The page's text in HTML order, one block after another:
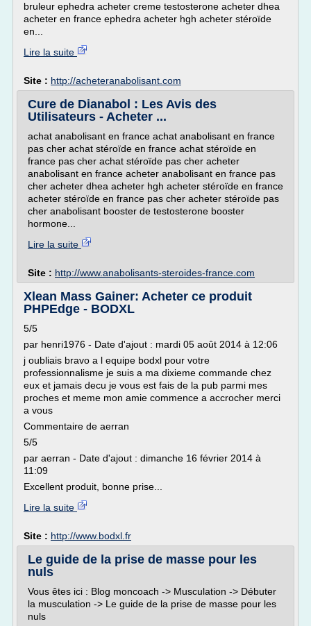
bruleur ephedra acheter creme testosterone acheter dhea
acheter en france ephedra acheter hgh acheter stéroïde
en...
Lire la suite
Site : http://acheteranabolisant.com
Cure de Dianabol : Les Avis des
Utilisateurs - Acheter ...
achat anabolisant en france achat anabolisant en france
pas cher achat stéroïde en france achat stéroïde en
france pas cher achat stéroïde pas cher acheter
anabolisant en france acheter anabolisant en france pas
cher acheter dhea acheter hgh acheter stéroïde en france
acheter stéroïde en france pas cher acheter stéroïde pas
cher anabolisant booster de testosterone booster
hormone...
Lire la suite
Site : http://www.anabolisants-steroides-france.com
Xlean Mass Gainer: Acheter ce produit
PHPEdge - BODXL
5/5
par henri1976 - Date d'ajout : mardi 05 août 2014 à 12:06
j oubliais bravo a l equipe bodxl pour votre
professionnalisme je suis a ma dixieme commande chez
eux et jamais decu je vous est fais de la pub parmi mes
proches et meme mon amie commence a accrocher merci
a vous
Commentaire de aerran
5/5
par aerran - Date d'ajout : dimanche 16 février 2014 à
11:09
Excellent produit, bonne prise...
Lire la suite
Site : http://www.bodxl.fr
Le guide de la prise de masse pour les
nuls
Vous êtes ici : Blog moncoach -> Musculation -> Débuter
la musculation -> Le guide de la prise de masse pour les
nuls